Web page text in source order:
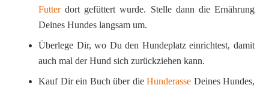
Futterdort gefüttert wurde. Stelle dann die Ernährung
Deines Hundes langsam um.
Überlege Dir, wo Du den Hundeplatz einrichtest, damit
auch mal der Hund sich zurückziehen kann.
Kauf Dir ein Buch über die Hunderasse Deines Hundes,